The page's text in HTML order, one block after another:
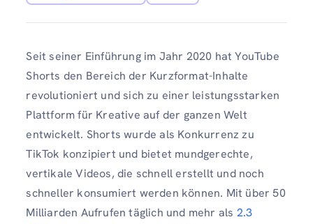
Seit seiner Einführung im Jahr 2020 hat YouTube
Shorts den Bereich der Kurzformat-Inhalte
revolutioniert und sich zu einer leistungsstarken
Plattform für Kreative auf der ganzen Welt
entwickelt. Shorts wurde als Konkurrenz zu
TikTok konzipiert und bietet mundgerechte,
vertikale Videos, die schnell erstellt und noch
schneller konsumiert werden können. Mit über 50
Milliarden Aufrufen täglich und mehr als 2.3